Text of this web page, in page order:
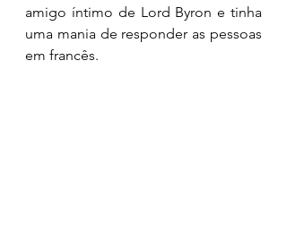
amigo íntimo de Lord Byron e tinha
uma mania de responder as pessoas
em francês.